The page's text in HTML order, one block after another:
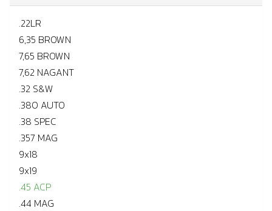
.22LR
6,35 BROWN
7,65 BROWN
7,62 NAGANT
.32 S&W
.380 AUTO
.38 SPEC
.357 MAG
9x18
9x19
.45 ACP
.44 MAG